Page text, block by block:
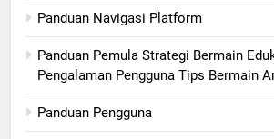
Panduan Navigasi Platform
Panduan Pemula Strategi Bermain
Pengalaman Pengguna Tips Bermain
Panduan Pengguna